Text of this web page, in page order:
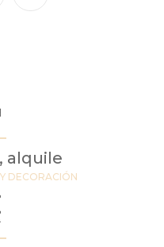
alquile
DECORACIÓN